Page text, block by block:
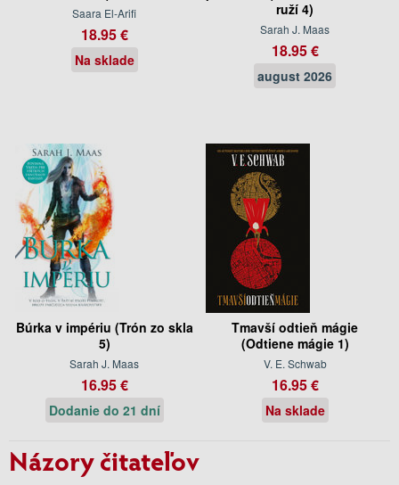
Saara El-Arifi
18.95 €
Na sklade
ruží 4)
Sarah J. Maas
18.95 €
august 2026
Búrka v impériu (Trón zo skla
5)
Sarah J. Maas
16.95 €
Dodanie do 21 dní
Tmavší odtieň mágie
(Odtiene mágie 1)
V. E. Schwab
16.95 €
Na sklade
Názory čitateľov